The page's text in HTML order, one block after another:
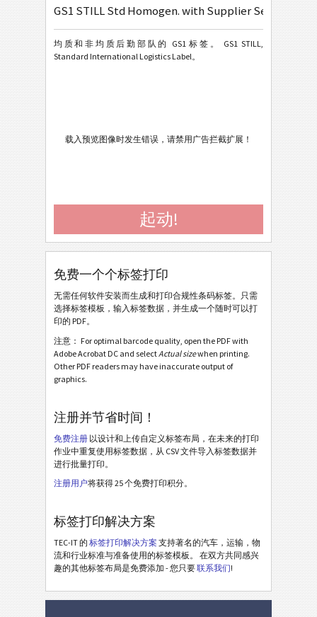
GM General Motors
CAT Caterpillar
GS1 Digital Link Data Matrix
GS1 Std Heterogeneous
GS1 Non-Std Heterogeneous
GS1 STILL Std Homogen. with Supplier Section
O
Odette
BOSCH
MAT MAT 标签
GS1 STILL Std Homogen. with Supplier Section
均质和非均质后勤部队的 GS1 标签。 GS1 STILL,
Standard International Logistics Label。
载入预览图像时发生错误，请禁用广告拦截扩展！
起动!
免费一个个标签打印
无需任何软件安装而生成和打印合规性条码标签。只需
选择标签模板，输入标签数据，并生成一个随时可以打
印的 PDF。
注意： For optimal barcode quality, open the PDF with
Adobe Acrobat DC and selectActual sizewhen printing.
Other PDF readers may have inaccurate output of
graphics.
注册并节省时间！
免费注册 以设计和上传自定义标签布局，在未来的打印
作业中重复使用标签数据，从 CSV 文件导入标签数据并
进行批量打印。
注册用户将获得 25 个免费打印积分。
标签打印解决方案
TEC-IT 的 标签打印解决方案 支持著名的汽车，运输，物
流和行业标准与准备使用的标签模板。 在双方共同感兴
趣的其他标签布局是免费添加 - 您只要联系我们!